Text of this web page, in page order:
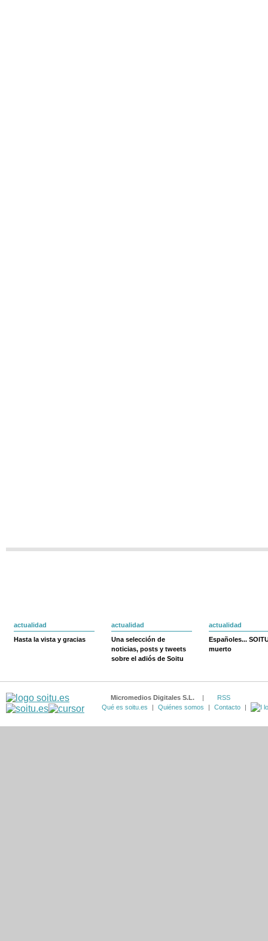
actualidad
Hasta la vista y gracias
actualidad
Una selección de
noticias, posts y tweets
sobre el adiós de Soitu
actualidad
Españoles...
muerto
Micromedios Digitales S.L. |
RSS
Qué es soitu.es
| Quiénes somos | Contacto |